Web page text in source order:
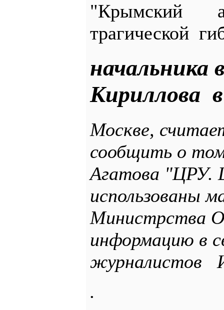
"Крымский
трагической
начальника
Кириллова в
Москве,
сообщить о
Агатова "ЦРУ.
использованы
Министрства
информацию в
журналистов
.